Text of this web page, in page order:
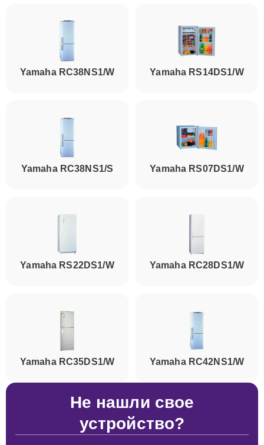
Yamaha RC38NS1/W Yamaha RS14DS1/W
Yamaha RC38NS1/S Yamaha RS07DS1/W
Yamaha RS22DS1/W Yamaha RC28DS1/W
Yamaha RC35DS1/W Yamaha RC42NS1/W
Не нашли свое
устройство?